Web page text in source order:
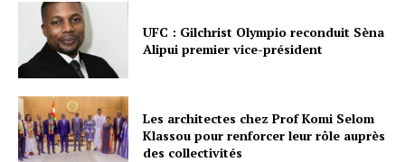
UFC : Gilchrist Olympio reconduit Sèna
Alipui premier vice-président
Les architectes chez Prof Komi Selom
Klassou pour renforcer leur rôle auprès
des collectivités